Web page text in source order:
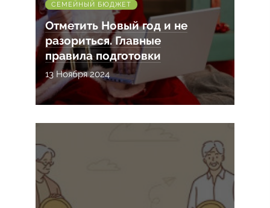
СЕМЕЙНЫЙ БЮДЖЕТ
Отметить Новый год и не
разориться. Главные
правила подготовки
13 Ноября 2024